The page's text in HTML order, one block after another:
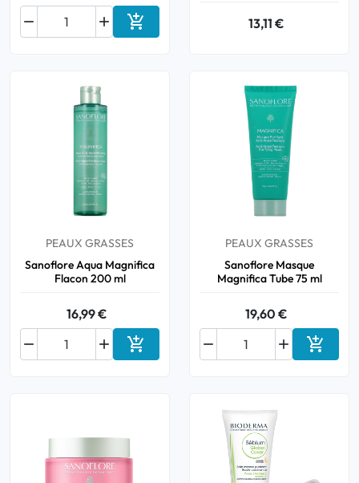

 Ajouter au panier 13,11 €
PEAUX GRASSES
Sanoflore Aqua Magnifica
Flacon 200 ml
16,99 €

 Ajouter au panier
PEAUX GRASSES
Sanoflore Masque
Magnifica Tube 75 ml
19,60 €

 